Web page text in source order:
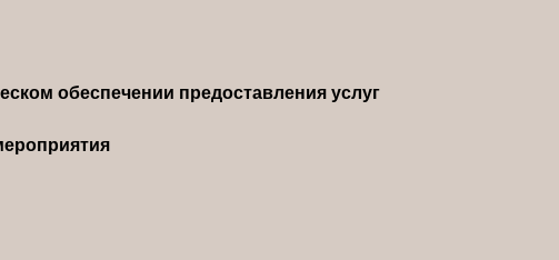
обеспечении предоставления услуг